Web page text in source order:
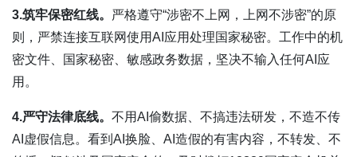
3.筑牢保密红线。 严格遵守“涉密不上网，上网不涉密”的原
则，严禁连接互联网使用AI应用处理国家秘密。工作中的机
密文件、国家秘密、敏感政务数据，坚决不输入任何AI应
用。
4.严守法律底线。 不用AI偷数据、不搞违法研发，不造不传
AI虚假信息。看到AI换脸、AI造假的有害内容，不转发、不